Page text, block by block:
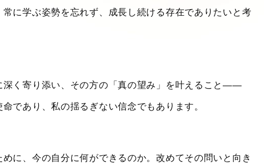
に学ぶ姿勢を忘れず、成長し続ける存在でありたいと考
深く寄り添い、その方の「真の望み」を叶えること――
であり、私の揺るぎない信念でもあります。
に、今の自分に何ができるのか。改めてその問いと向き